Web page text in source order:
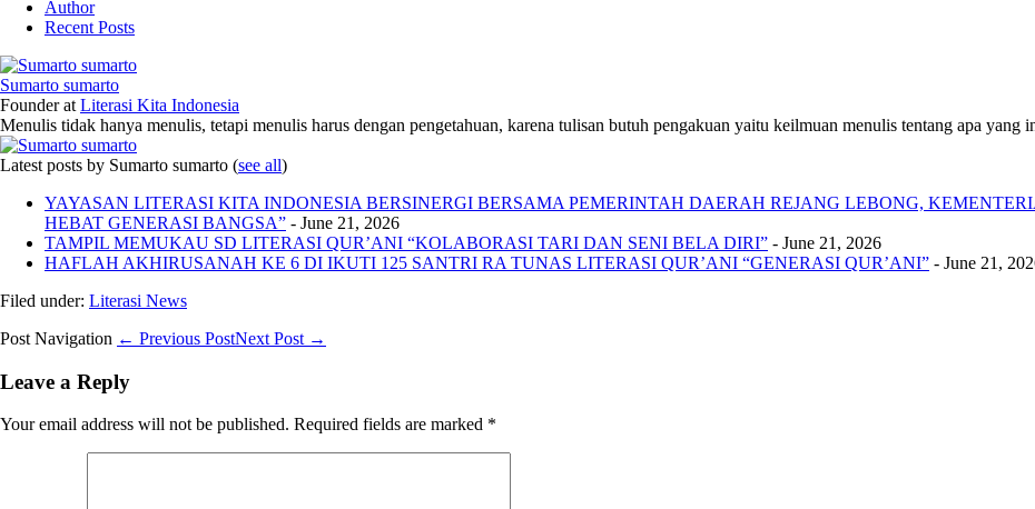
Author
Recent Posts
Sumarto sumarto
Founderat Literasi Kita Indonesia
Menulis tidak hanya menulis, tetapi menulis harus dengan pengetahuan, karena tulisan butuh pengakuan yaitu keilmuan menulis tentang apa yang
Latest posts by Sumarto sumarto (see all)
YAYASAN LITERASI KITA INDONESIA BERSINERGI BERSAMA PEMERINTAH DAERAH REJANG LEBONG,
HEBAT GENERASI BANGSA” - June 21, 2026
TAMPIL MEMUKAU SD LITERASI QUR’ANI “KOLABORASI TARI DAN SENI BELA DIRI” - June 21, 2026
HAFLAH AKHIRUSANAH KE 6 DI IKUTI 125 SANTRI RA TUNAS LITERASI QUR’ANI “GENERASI QUR’ANI” - June 21,
Filed under: Literasi News
Post Navigation ← Previous PostNext Post →
Leave a Reply
Your email address will not be published. Required fields are marked *